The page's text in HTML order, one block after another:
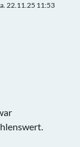
22.11.25 11:53